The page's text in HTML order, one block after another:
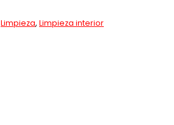
cantidad
Limpieza, Limpieza interior